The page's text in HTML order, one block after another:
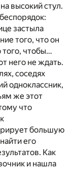
высокий стул.
застыла
того, что он
того, чтобы…
него не ждать.
соседях
одноклассник,
же этот
что
большую
его
Как
и нашла